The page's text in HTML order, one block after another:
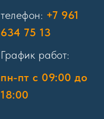
телефон: +7 961
634 75 13
График работ:
пн-пт с 09:00 до
18:00